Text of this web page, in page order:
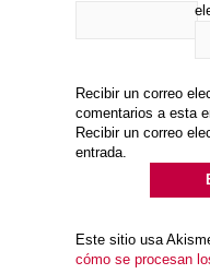
Recibir un correo
comentarios a esta
Recibir un correo
entrada.
Este sitio usa
cómo se procesan